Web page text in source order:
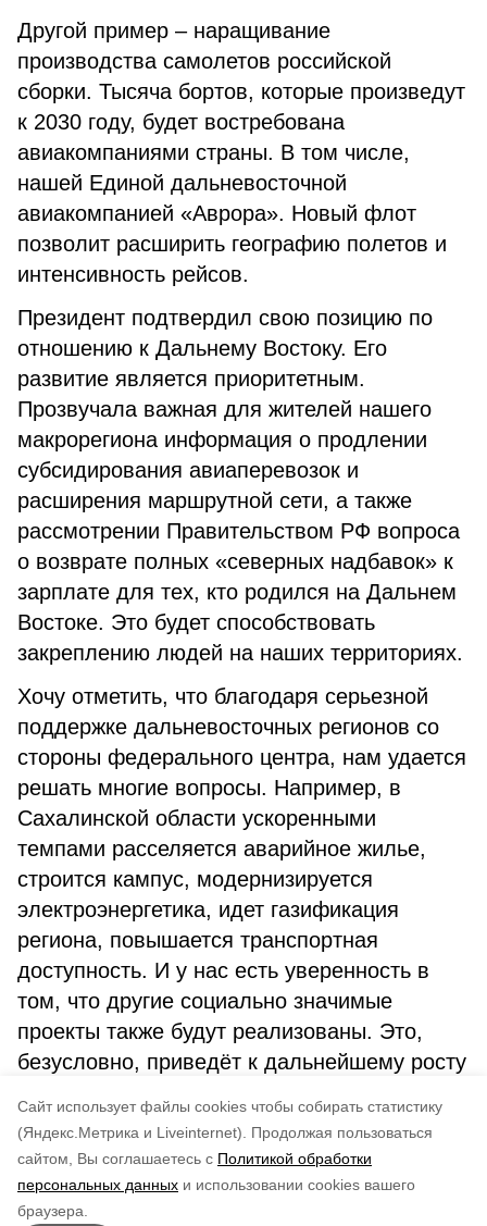
Cайт использует файлы cookies чтобы собирать статистику
(Яндекс.Метрика и Liveinternet).
Продолжая пользоваться
сайтом, Вы соглашаетесь с Политикой обработки
персональных данных и использовании cookies вашего
браузера.
Другой пример – наращивание
производства самолетов российской
сборки. Тысяча бортов, которые произведут
к 2030 году, будет востребована
авиакомпаниями страны. В том числе,
нашей Единой дальневосточной
авиакомпанией «Аврора». Новый флот
позволит расширить географию полетов и
интенсивность рейсов.
Президент подтвердил свою позицию по
отношению к Дальнему Востоку. Его
развитие является приоритетным.
Прозвучала важная для жителей нашего
макрорегиона информация о продлении
субсидирования авиаперевозок и
расширения маршрутной сети, а также
рассмотрении Правительством РФ вопроса
о возврате полных «северных надбавок» к
зарплате для тех, кто родился на Дальнем
Востоке. Это будет способствовать
закреплению людей на наших территориях.
Хочу отметить, что благодаря серьезной
поддержке дальневосточных регионов со
стороны федерального центра, нам удается
решать многие вопросы. Например, в
Сахалинской области ускоренными
темпами расселяется аварийное жилье,
строится кампус, модернизируется
электроэнергетика, идет газификация
региона, повышается транспортная
доступность. И у нас есть уверенность в
том, что другие социально значимые
проекты также будут реализованы. Это,
безусловно, приведёт к дальнейшему росту
людей, – отметил Валерий Лимаренко.
по оценке